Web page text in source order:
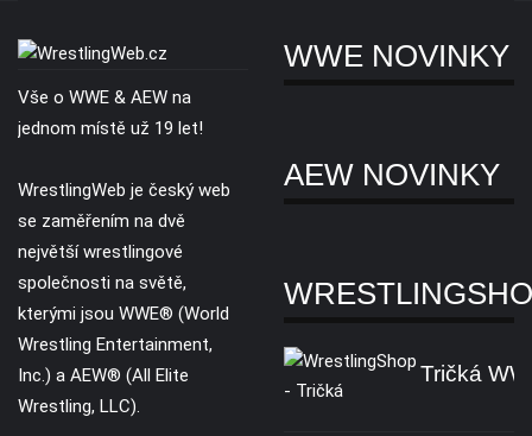
Vše o WWE & AEW na
jednom místě už 19 let!
WrestlingWeb je český web
se zaměřením na dvě
největší wrestlingové
společnosti na světě,
kterými jsou WWE® (World
Wrestling Entertainment,
Inc.) a AEW® (All Elite
Wrestling, LLC).
WWE NOVINKY
AEW NOVINKY
Tričká